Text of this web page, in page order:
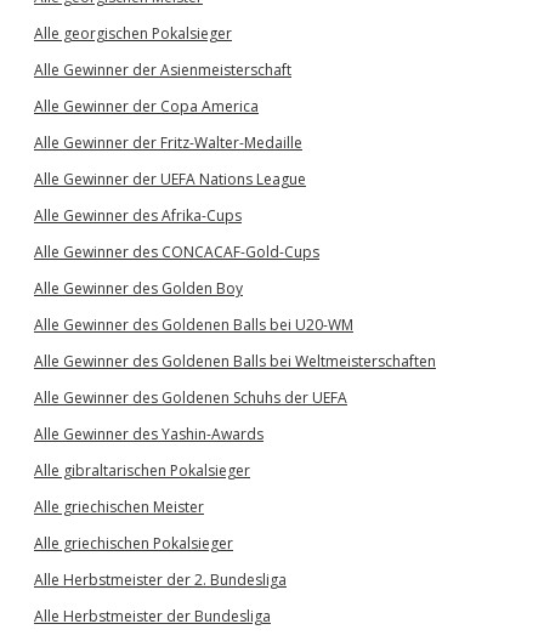
Alle georgischen Pokalsieger
Alle Gewinner der Asienmeisterschaft
Alle Gewinner der Copa America
Alle Gewinner der Fritz-Walter-Medaille
Alle Gewinner der UEFA Nations League
Alle Gewinner des Afrika-Cups
Alle Gewinner des CONCACAF-Gold-Cups
Alle Gewinner des Golden Boy
Alle Gewinner des Goldenen Balls bei U20-WM
Alle Gewinner des Goldenen Balls bei Weltmeisterschaften
Alle Gewinner des Goldenen Schuhs der UEFA
Alle Gewinner des Yashin-Awards
Alle gibraltarischen Pokalsieger
Alle griechischen Meister
Alle griechischen Pokalsieger
Alle Herbstmeister der 2. Bundesliga
Alle Herbstmeister der Bundesliga